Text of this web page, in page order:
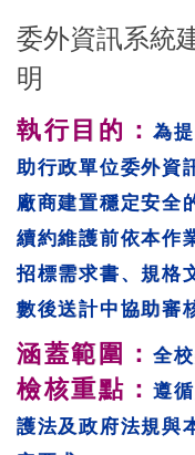
委外資訊系統
明
執行目的：為
助行政單位委外資
廠商建置穩定安全
續約維護前依本作
招標需求書、規格
數後送計中協助審
涵蓋範圍：全
檢核重點：遵
護法及政府法規與